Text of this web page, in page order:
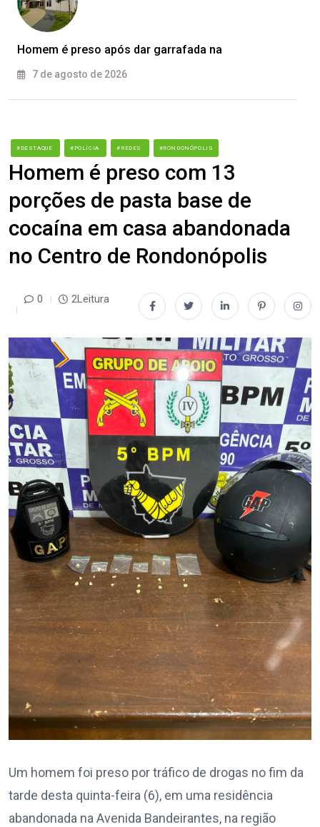
Homem é preso após dar garrafada na
7 de agosto de 2026
#DESTAQUE #POLÍCIA #REDES #RONDONÓPOLIS
Homem é preso com 13
porções de pasta base de
cocaína em casa abandonada
no Centro de Rondonópolis
0 2Leitura
Um homem foi preso por tráfico de drogas no fim da
tarde desta quinta-feira (6), em uma residência
abandonada na Avenida Bandeirantes, na região